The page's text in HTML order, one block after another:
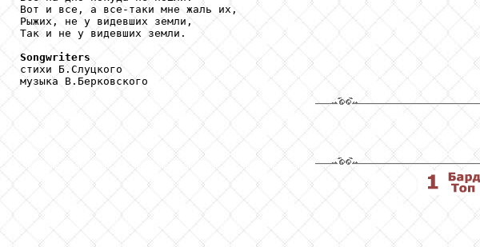
Вот и все, а все-таки мне жаль их,
Рыжих, не у видевших земли,
Так и не у видевших земли.
Songwriters
стихи Б.Слуцкого
музыка В.Берковского